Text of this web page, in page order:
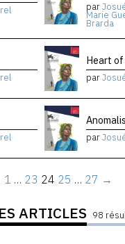
par
Marie
Brarda
Heart of
par
par
1 … 23 24 25 … 27 →
ARTICLES 98